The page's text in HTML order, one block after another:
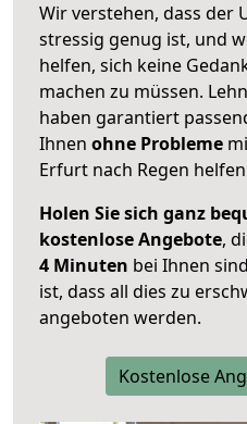
Wir verstehen, dass der
stressig genug ist, und
helfen, sich keine
machen zu müssen.
haben garantiert
Ihnen ohne Probleme
Erfurt nach Regen
Holen Sie sich ganz
kostenlose Angebote,
4 Minuten bei Ihnen
ist, dass all dies zu
angeboten werden.
Kostenlose